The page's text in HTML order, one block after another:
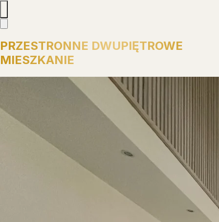
PRZESTRONNE DWUPIĘTROWE
MIESZKANIE